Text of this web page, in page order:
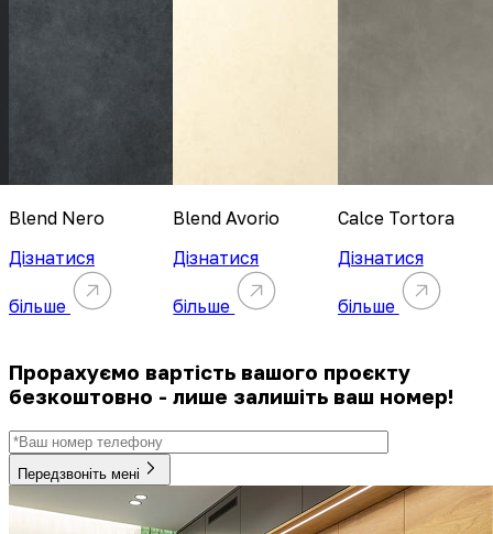
Blend Nero
Дізнатися
більше
Blend Avorio
Дізнатися
більше
Calce Tortora
Дізнатися
більше
Прорахуємо вартість вашого проєкту
безкоштовно - лише залишіть ваш номер!
Передзвоніть мені